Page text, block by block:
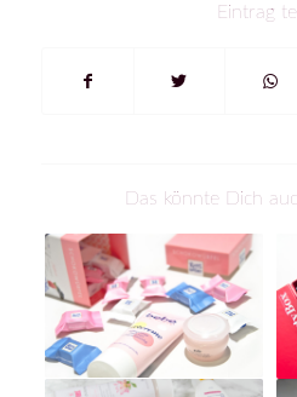
Eintrag
Das könnte Dich